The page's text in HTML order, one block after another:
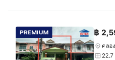
PREMIUM ฿
คลอ
22.7